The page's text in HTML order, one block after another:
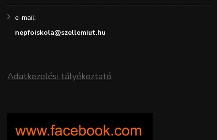
e-mail:
nepfoiskola@szellemiut.hu
Adatkezelési tályékoztató